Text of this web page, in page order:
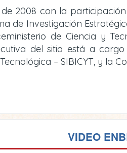
2008 con la
de Investigación
de Ciencia y
del sitio está a
– SIBICYT, y la
VIDEO